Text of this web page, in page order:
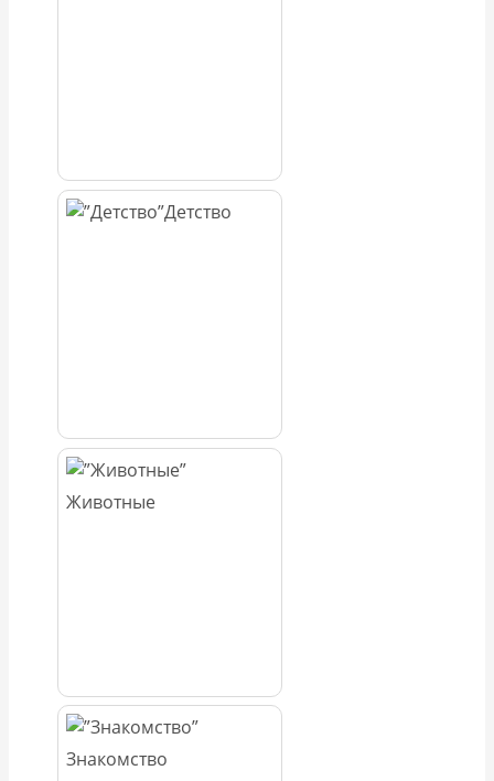
Детство
Животные
Знакомство